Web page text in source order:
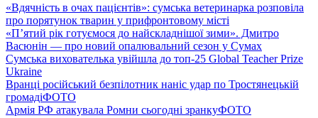
«Вдячність в очах пацієнтів»: сумська ветеринарка розповіла
про порятунок тварин у прифронтовому місті
«П’ятий рік готуємося до найскладнішої зими». Дмитро
Васюнін — про новий опалювальний сезон у Сумах
Сумська вихователька увійшла до топ-25 Global Teacher Prize
Ukraine
Вранці російський безпілотник наніс удар по Тростянецькій
громадіФОТО
Армія РФ атакувала Ромни сьогодні зранкуФОТО